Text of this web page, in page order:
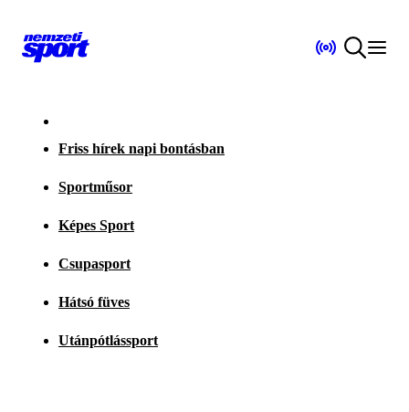
Friss hírek napi bontásban
Sportműsor
Képes Sport
Csupasport
Hátsó füves
Utánpótlássport